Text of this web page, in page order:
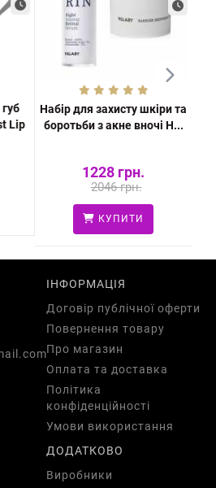
Lip
Набір для захисту шкіри та
боротьби з акне вночі H...
1228 грн.
2046 грн.
КУПИТИ
ІНФОРМАЦІЯ
Договір публічної оферти
Повернення товару
Про магазин
Оплата та доставка
Політика
конфіденційності
Умови використання
ДОДАТКОВО
Виробники